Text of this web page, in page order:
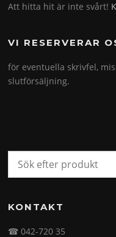
Att hitta hit är inte svårt!
VI RESERVERAR
för eventuella skrivfel,
slutförsäljning.
KONTAKT
☎ 042-720 35